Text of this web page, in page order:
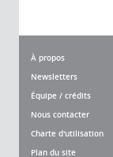
À propos
Newsletters
Équipe / crédits
Nous contacter
Charte d'utilisation
Plan du site